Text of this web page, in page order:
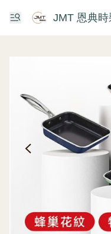
JMT 恩典時